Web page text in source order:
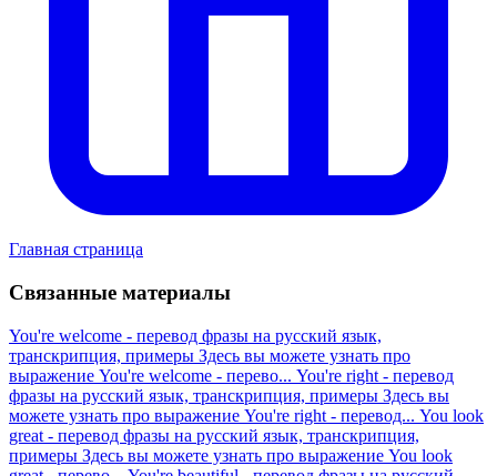
Главная страница
Связанные материалы
You're welcome - перевод фразы на русский язык,
транскрипция, примеры Здесь вы можете узнать про
выражение You're welcome - перево... You're right - перевод
фразы на русский язык, транскрипция, примеры Здесь вы
можете узнать про выражение You're right - перевод... You look
great - перевод фразы на русский язык, транскрипция,
примеры Здесь вы можете узнать про выражение You look